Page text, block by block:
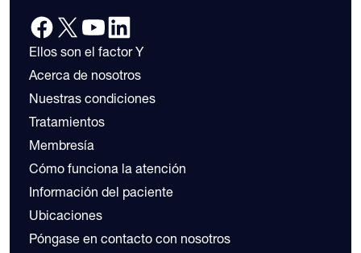
Ellos son el factor Y
Acerca de nosotros
Nuestras condiciones
Tratamientos
Membresía
Cómo funciona la atención
Información del paciente
Ubicaciones
Póngase en contacto con nosotros